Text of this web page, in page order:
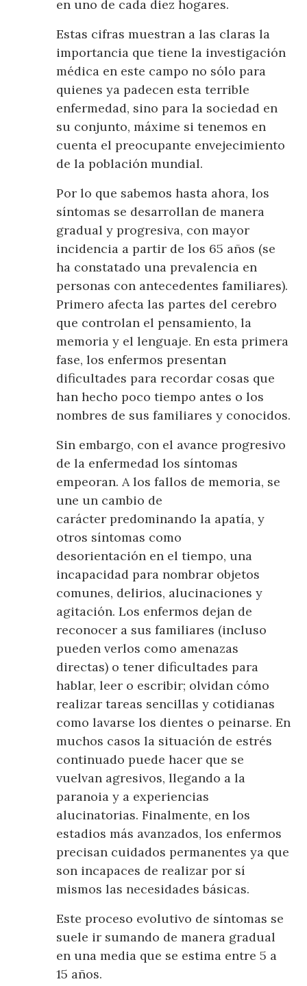
en uno de cada diez hogares.
Estas cifras muestran a las claras la
importancia que tiene la investigación
médica en este campo no sólo para
quienes ya padecen esta terrible
enfermedad, sino para la sociedad en
su conjunto, máxime si tenemos en
cuenta el preocupante envejecimiento
de la población mundial.
Por lo que sabemos hasta ahora, los
síntomas se desarrollan de manera
gradual y progresiva, con mayor
incidencia a partir de los 65 años (se
ha constatado una prevalencia en
personas con antecedentes familiares).
Primero afecta las partes del cerebro
que controlan el pensamiento, la
memoria y el lenguaje. En esta primera
fase, los enfermos presentan
dificultades para recordar cosas que
han hecho poco tiempo antes o los
nombres de sus familiares y conocidos.
Sin embargo, con el avance progresivo
de la enfermedad los síntomas
empeoran. A los fallos de memoria, se
une un cambio de
carácter predominando la apatía, y
otros síntomas como
desorientación en el tiempo, una
incapacidad para nombrar objetos
comunes, delirios, alucinaciones y
agitación. Los enfermos dejan de
reconocer a sus familiares (incluso
pueden verlos como amenazas
directas) o tener dificultades para
hablar, leer o escribir; olvidan cómo
realizar tareas sencillas y cotidianas
como lavarse los dientes o peinarse. En
muchos casos la situación de estrés
continuado puede hacer que se
vuelvan agresivos, llegando a la
paranoia y a experiencias
alucinatorias. Finalmente, en los
estadios más avanzados, los enfermos
precisan cuidados permanentes ya que
son incapaces de realizar por sí
mismos las necesidades básicas.
Este proceso evolutivo de síntomas se
suele ir sumando de manera gradual
en una media que se estima entre 5 a
15 años.